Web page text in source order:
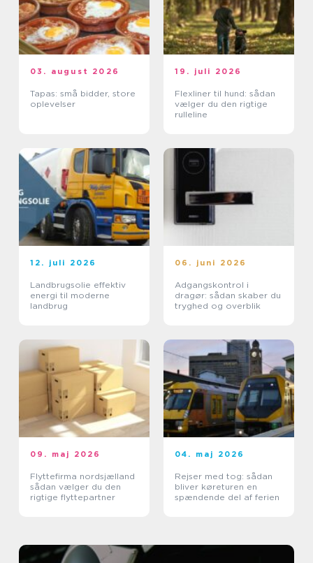
03. august 2026
Tapas: små bidder, store
oplevelser
19. juli 2026
Flexliner til hund: sådan
vælger du den rigtige
rulleline
12. juli 2026
Landbrugsolie effektiv
energi til moderne
landbrug
06. juni 2026
Adgangskontrol i
dragør: sådan skaber du
tryghed og overblik
09. maj 2026
Flyttefirma nordsjælland
sådan vælger du den
rigtige flyttepartner
04. maj 2026
Rejser med tog: sådan
bliver køreturen en
spændende del af ferien